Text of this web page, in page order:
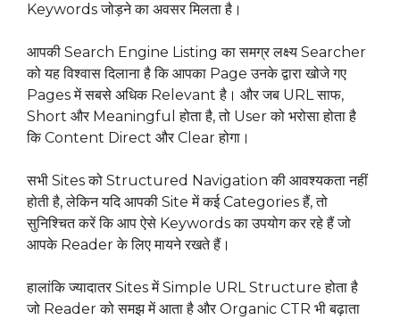
Keywords जोड़ने का अवसर मिलता है।
आपकी Search Engine Listing का समग्र लक्ष्य Searcher
को यह विश्वास दिलाना है कि आपका Page उनके द्वारा खोजे गए
Pages में सबसे अधिक Relevant है। और जब URL साफ,
Short और Meaningful होता है, तो User को भरोसा होता है
कि Content Direct और Clear होगा।
सभी Sites को Structured Navigation की आवश्यकता नहीं
होती है, लेकिन यदि आपकी Site में कई Categories हैं, तो
सुनिश्चित करें कि आप ऐसे Keywords का उपयोग कर रहे हैं जो
आपके Reader के लिए मायने रखते हैं।
हालांकि ज्यादातर Sites में Simple URL Structure होता है
जो Reader को समझ में आता है और Organic CTR भी बढ़ाता